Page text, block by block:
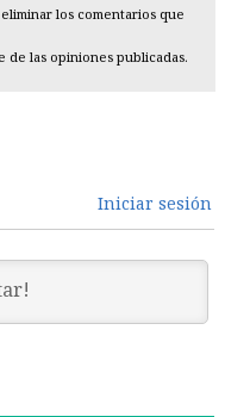
los comentarios que
de las opiniones publicadas.
Iniciar sesión